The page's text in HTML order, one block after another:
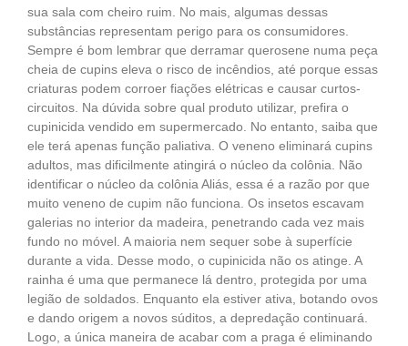
sua sala com cheiro ruim. No mais, algumas dessas
substâncias representam perigo para os consumidores.
Sempre é bom lembrar que derramar querosene numa peça
cheia de cupins eleva o risco de incêndios, até porque essas
criaturas podem corroer fiações elétricas e causar curtos-
circuitos. Na dúvida sobre qual produto utilizar, prefira o
cupinicida vendido em supermercado. No entanto, saiba que
ele terá apenas função paliativa. O veneno eliminará cupins
adultos, mas dificilmente atingirá o núcleo da colônia. Não
identificar o núcleo da colônia Aliás, essa é a razão por que
muito veneno de cupim não funciona. Os insetos escavam
galerias no interior da madeira, penetrando cada vez mais
fundo no móvel. A maioria nem sequer sobe à superfície
durante a vida. Desse modo, o cupinicida não os atinge. A
rainha é uma que permanece lá dentro, protegida por uma
legião de soldados. Enquanto ela estiver ativa, botando ovos
e dando origem a novos súditos, a depredação continuará.
Logo, a única maneira de acabar com a praga é eliminando